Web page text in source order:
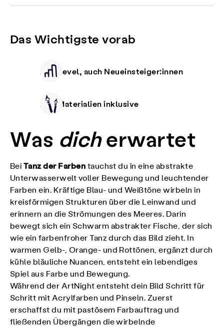
Das Wichtigste vorab
Alle Level, auch Neueinsteiger:innen
Alle Materialien inklusive
Was dicherwartet
Bei Tanz der Farben tauchst du in eine abstrakte
Unterwasserwelt voller Bewegung und leuchtender
Farben ein. Kräftige Blau- und Weißtöne wirbeln in
kreisförmigen Strukturen über die Leinwand und
erinnern an die Strömungen des Meeres. Darin
bewegt sich ein Schwarm abstrakter Fische, der sich
wie ein farbenfroher Tanz durch das Bild zieht. In
warmen Gelb-, Orange- und Rottönen, ergänzt durch
kühle bläuliche Nuancen, entsteht ein lebendiges
Spiel aus Farbe und Bewegung.
Während der ArtNight entsteht dein Bild Schritt für
Schritt mit Acrylfarben und Pinseln. Zuerst
erschaffst du mit pastösem Farbauftrag und
fließenden Übergängen die wirbelnde